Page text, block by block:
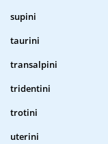
supini
taurini
transalpini
tridentini
trotini
uterini